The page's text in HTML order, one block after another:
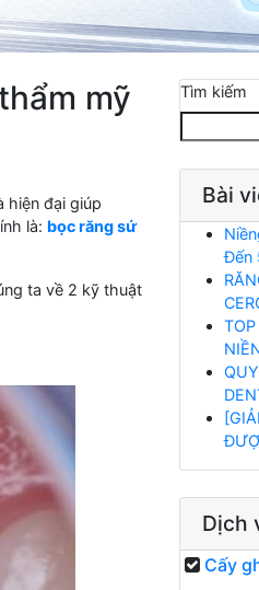
mỹ
hiện đại giúp
là: bọc răng sứ
ta về 2 kỹ thuật
Tìm kiếm
Bài
Đến
Dịch
Cấy